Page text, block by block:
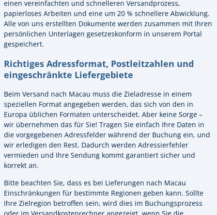
einen vereinfachten und schnelleren Versandprozess,
papierloses Arbeiten und eine um 20 % schnellere Abwicklung.
Alle von uns erstellten Dokumente werden zusammen mit Ihren
persönlichen Unterlagen gesetzeskonform in unserem Portal
gespeichert.
Richtiges Adressformat, Postleitzahlen und
eingeschränkte Liefergebiete
Beim Versand nach Macau muss die Zieladresse in einem
speziellen Format angegeben werden, das sich von den in
Europa üblichen Formaten unterscheidet. Aber keine Sorge –
wir übernehmen das für Sie! Tragen Sie einfach Ihre Daten in
die vorgegebenen Adressfelder während der Buchung ein, und
wir erledigen den Rest. Dadurch werden Adressierfehler
vermieden und Ihre Sendung kommt garantiert sicher und
korrekt an.
Bitte beachten Sie, dass es bei Lieferungen nach Macau
Einschränkungen für bestimmte Regionen geben kann. Sollte
Ihre Zielregion betroffen sein, wird dies im Buchungsprozess
oder im Versandkostenrechner angezeigt, wenn Sie die